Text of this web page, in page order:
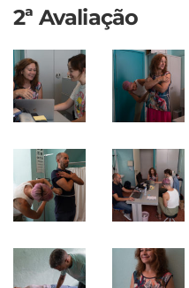
2ª Avaliação